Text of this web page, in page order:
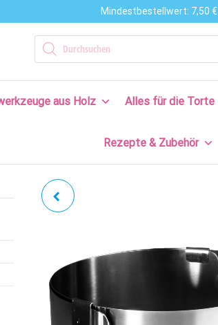
Mindestbestellwert: 7,50 €
Products search
aus Holz Alles für die Torte
Rezepte & Zubehör
20 CM MIT SKALIERUNG